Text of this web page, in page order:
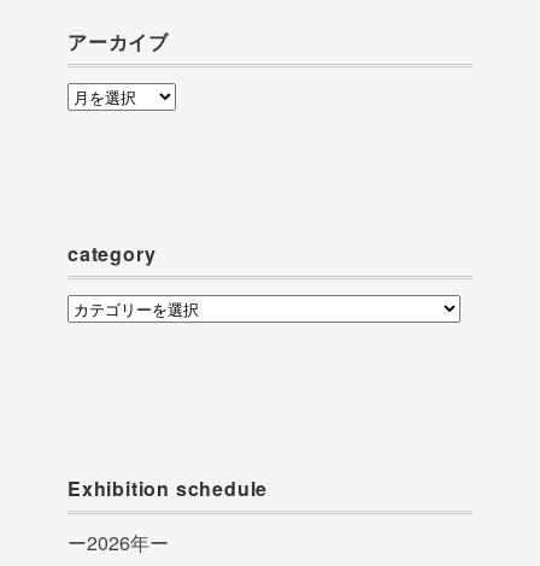
アーカイブ
ア
category
category
Exhibition schedule
ー2026年ー